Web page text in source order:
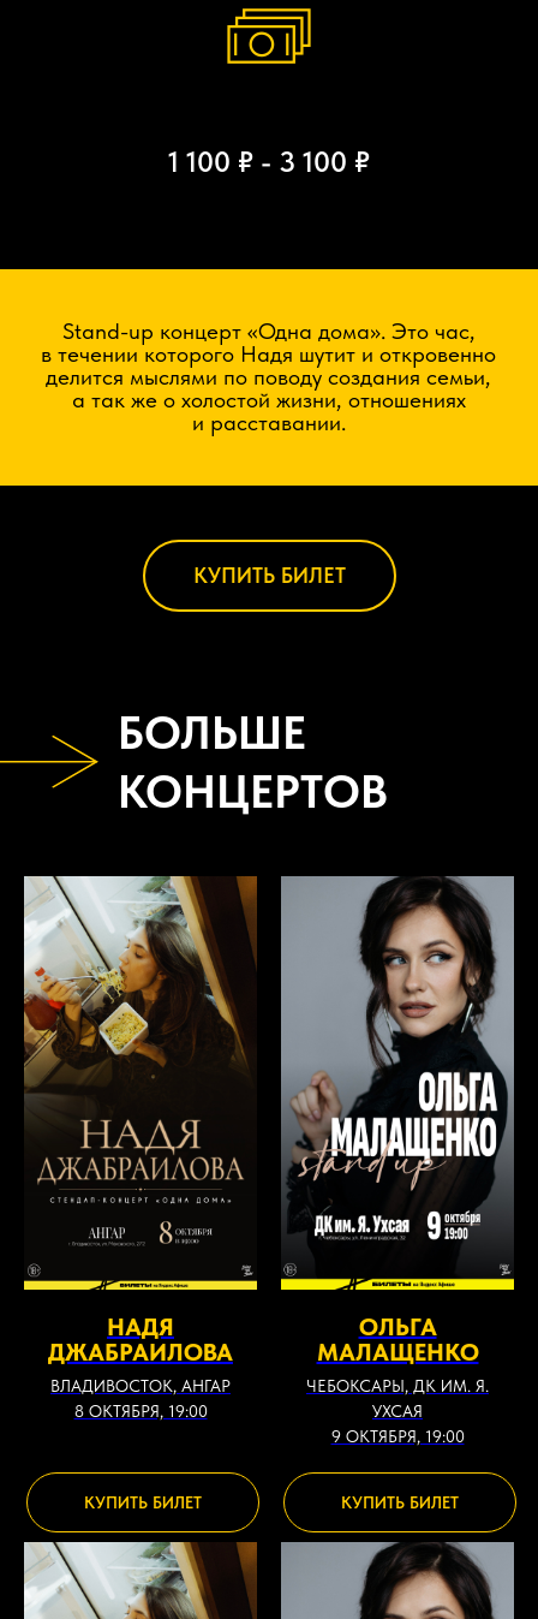
1 100 ₽ - 3 100 ₽
Stand-up концерт «Одна дома». Это час,
в течении которого Надя шутит и откровенно
делится мыслями по поводу создания семьи,
а так же о холостой жизни, отношениях
и расставании.
КУПИТЬ БИЛЕТ
БОЛЬШЕ
КОНЦЕРТОВ
НАДЯ
ДЖАБРАИЛОВА
ВЛАДИВОСТОК, АНГАР
8 ОКТЯБРЯ, 19:00
КУПИТЬ БИЛЕТ
ОЛЬГА
МАЛАЩЕНКО
ЧЕБОКСАРЫ, ДК ИМ. Я.
УХСАЯ
9 ОКТЯБРЯ, 19:00
КУПИТЬ БИЛЕТ